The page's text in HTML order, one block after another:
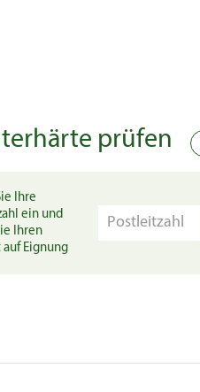
prüfen
Ihre
ein und
Ihren
auf Eignung